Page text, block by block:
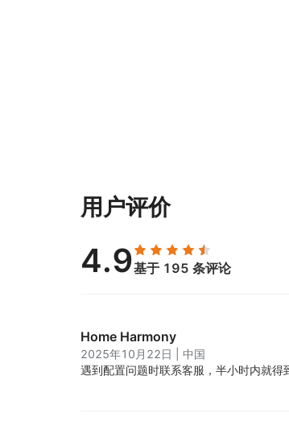
用户评价
4.9基于 195 条评论
Home Harmony
2025年10月22日
中国
遇到配置问题时联系客服，半小时内就得